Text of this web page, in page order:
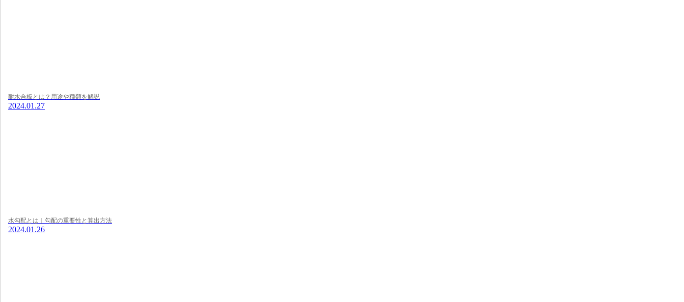
耐水合板とは？用途や種類を解説
2024.01.27
水勾配とは｜勾配の重要性と算出方法
2024.01.26